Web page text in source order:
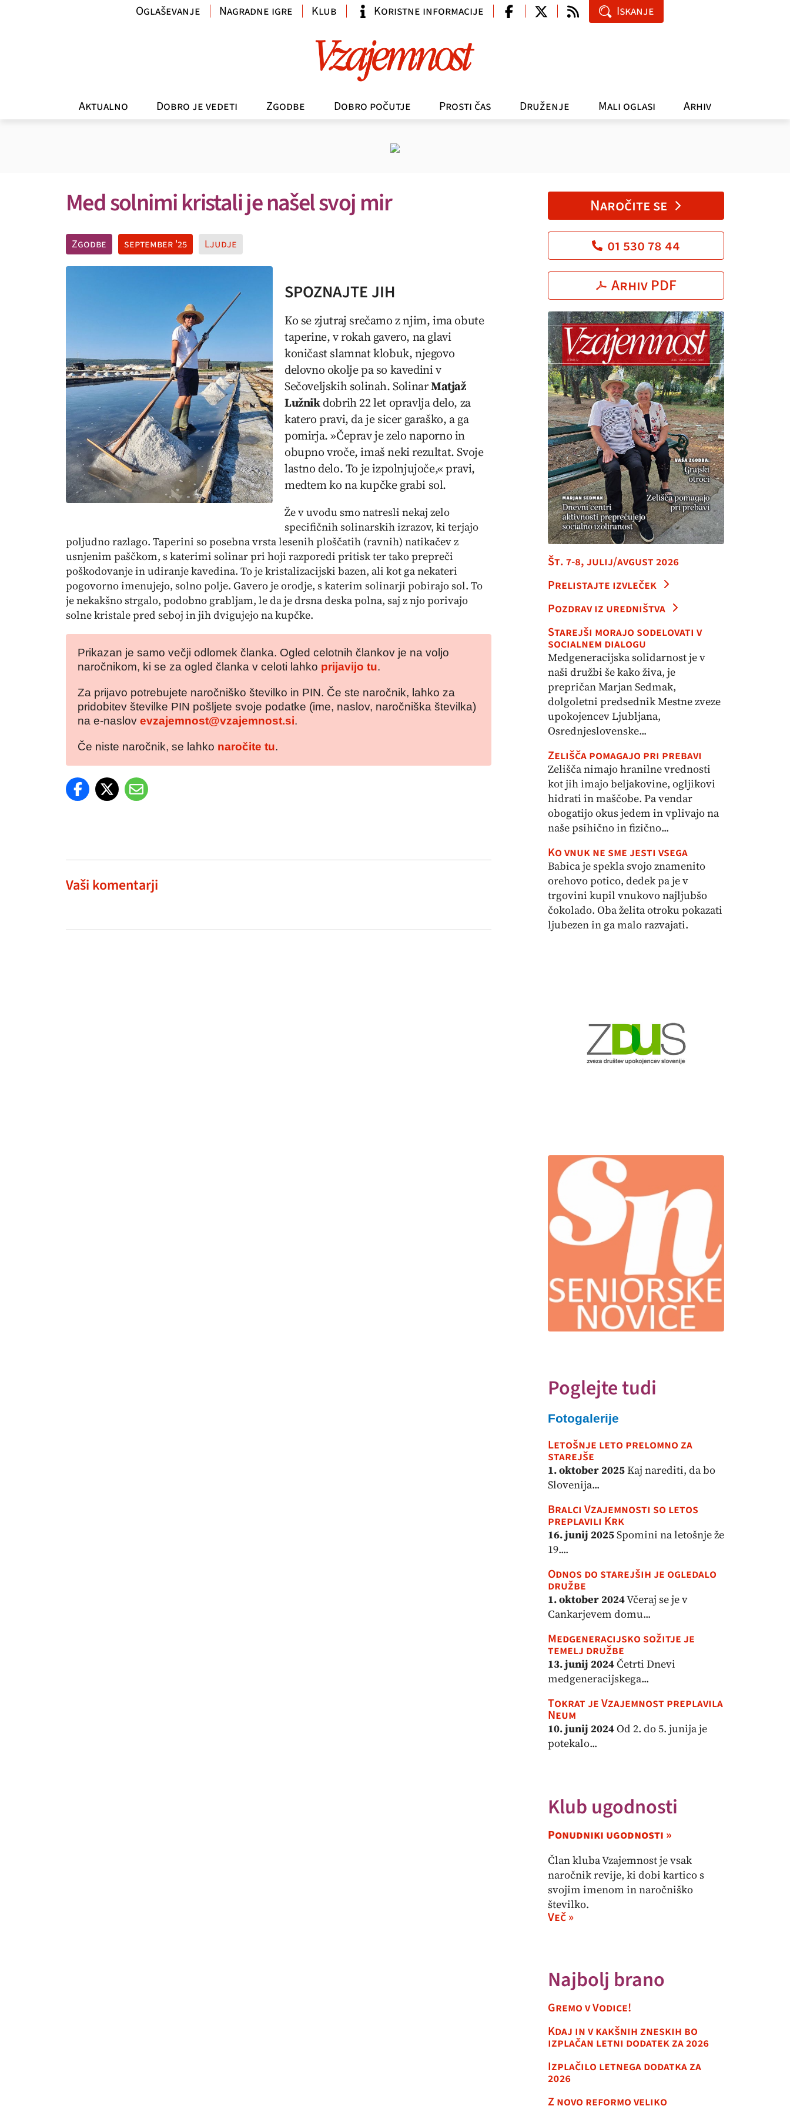
Aktualno Dobro je vedeti Zgodbe Dobro počutje Prosti čas Druženje Mali oglasi Arhiv
Oglaševanje Nagradne igre Klub Koristne informacije Iskanje
Med solnimi kristali je našel svoj mir
Zgodbe september '25 Ljudje
SPOZNAJTE JIH
Ko se zjutraj srečamo z njim, ima obute
taperine, v rokahgavero, na glavi
koničast slamnat klobuk, njegovo
delovno okolje pa so kavediniv
Sečoveljskih solinah. SolinarMatjaž
Lužnikdobrih 22 let opravlja delo, za
katero pravi, da je sicer garaško, a ga
pomirja. »Čeprav je zelo naporno in
obupno vroče, imaš neki rezultat. Svoje
lastno delo. To je izpolnjujoče,« pravi,
medtem ko na kupčke grabi sol.
Že v uvodu smo natresli nekaj zelo
specifičnih solinarskih izrazov, ki terjajo
poljudno razlago. Taperini so posebna vrsta lesenih ploščatih (ravnih) natikačev z
usnjenim paščkom, s katerimi solinar pri hoji razporedi pritisk ter tako prepreči
poškodovanje in udiranjekavedina. To je kristalizacijski bazen, ali kot ga nekateri
pogovorno imenujejo, solno polje. Gaveroje orodje, s katerim solinarji pobirajo sol. To
je nekakšno strgalo, podobno grabljam, le da je drsna deska polna, saj z njo porivajo
solne kristale pred seboj in jih dvigujejo na kupčke.
Prikazan je samo večji odlomek članka. Ogled celotnih člankov je na voljo
naročnikom, ki se za ogled članka v celoti lahko prijavijo tu.
Za prijavo potrebujete naročniško številko in PIN. Če ste naročnik, lahko za
pridobitev številke PIN pošljete svoje podatke (ime, naslov, naročniška številka)
na e-naslov evzajemnost@vzajemnost.si.
Če niste naročnik, se lahko naročite tu.
Vaši komentarji
Naročite se
01 530 78 44
Arhiv PDF
Št. 7-8, julij/avgust 2026
Prelistajte izvleček
Pozdrav iz uredništva
Starejši morajo sodelovati v
socialnem dialogu
Medgeneracijska solidarnost je v
naši družbi še kako živa, je
prepričan Marjan Sedmak,
dolgoletni predsednik Mestne zveze
upokojencev Ljubljana,
Osrednjeslovenske...
Zelišča pomagajo pri prebavi
Zelišča nimajo hranilne vrednosti
kot jih imajo beljakovine, ogljikovi
hidrati in maščobe. Pa vendar
obogatijo okus jedem in vplivajo na
naše psihično in fizično...
Ko vnuk ne sme jesti vsega
Babica je spekla svojo znamenito
orehovo potico, dedek pa je v
trgovini kupil vnukovo najljubšo
čokolado. Oba želita otroku pokazati
ljubezen in ga malo razvajati.
Poglejte tudi
Fotogalerije
Letošnje leto prelomno za
starejše
1. oktober 2025Kaj narediti, da bo
Slovenija...
Bralci Vzajemnosti so letos
preplavili Krk
16. junij 2025Spomini na letošnje že
19....
Odnos do starejših je ogledalo
družbe
1. oktober 2024Včeraj se je v
Cankarjevem domu...
Medgeneracijsko sožitje je
temelj družbe
13. junij 2024Četrti Dnevi
medgeneracijskega...
Tokrat je Vzajemnost preplavila
Neum
10. junij 2024Od 2. do 5. junija je
potekalo...
Klub ugodnosti
Ponudniki ugodnosti »
Član kluba Vzajemnost je vsak
naročnik revije, ki dobi kartico s
svojim imenom in naročniško
številko.
Več »
Najbolj brano
Gremo v Vodice!
Kdaj in v kakšnih zneskih bo
izplačan letni dodatek za 2026
Izplačilo letnega dodatka za
2026
Z novo reformo veliko